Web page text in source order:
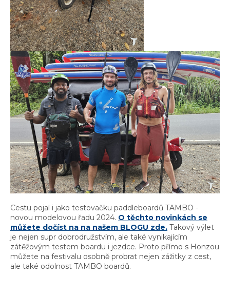
Cestu pojal i jako testovačku paddleboardů TAMBO -
novou modelovou řadu 2024. O těchto novinkách se
můžete dočíst na na našem BLOGU zde. Takový výlet
je nejen supr dobrodružstvím, ale také vynikajícím
zátěžovým testem boardu i jezdce. Proto přímo s Honzou
můžete na festivalu osobně probrat nejen zážitky z cest,
ale také odolnost TAMBO boardů.